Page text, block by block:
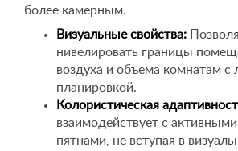
более камерным.
Визуальные свойства:
нивелировать границы
воздуха и объема комнатам с
планировкой.
Колористическая
взаимодействует с
пятнами, не вступая в